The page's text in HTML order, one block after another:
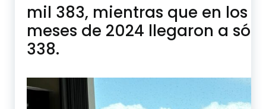
mil 383, mientras que en los
meses de 2024 llegaron a
338.